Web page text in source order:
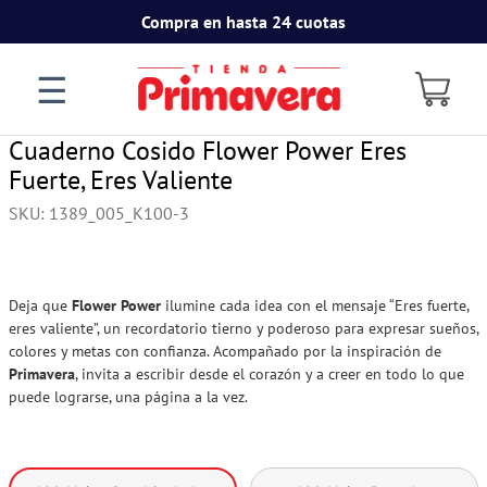
Compra en hasta 24 cuotas
☰
Cuaderno Cosido Flower Power Eres
Fuerte, Eres Valiente
SKU: 1389_005_K100-3
Deja que Flower Power ilumine cada idea con el mensaje “Eres fuerte,
eres valiente”, un recordatorio tierno y poderoso para expresar sueños,
colores y metas con confianza. Acompañado por la inspiración de
Primavera, invita a escribir desde el corazón y a creer en todo lo que
puede lograrse, una página a la vez.